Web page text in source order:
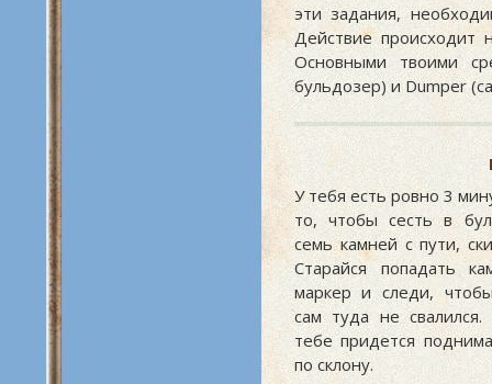
эти задания,
Действие происходит
Основными твоими
бульдозер) и Dumper
У тебя есть ровно 3
то, чтобы сесть в
семь камней с пути,
Старайся попадать
маркер и следи,
сам туда не
тебе придется
по склону.